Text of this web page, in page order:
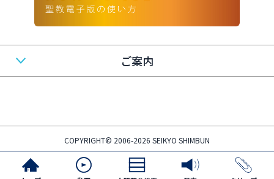
ご案内
COPYRIGHT© 2006-2026 SEIKYO SHIMBUN